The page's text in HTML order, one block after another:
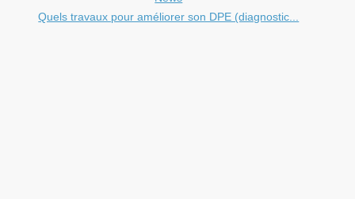
Quels travaux pour améliorer son DPE (diagnostic...